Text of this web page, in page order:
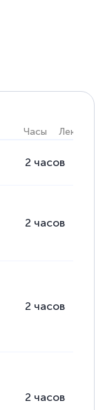
Часы Лекции
2 часов
2 часов
2 часов
2 часов